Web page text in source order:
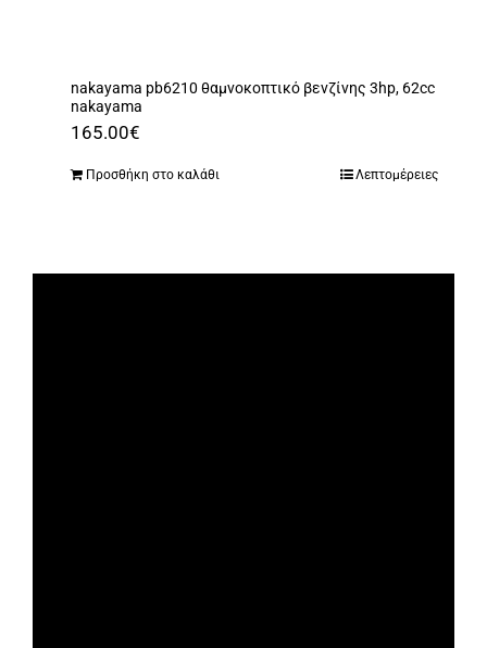
nakayama pb6210 θαμνοκοπτικό βενζίνης 3hp, 62cc
nakayama
165.00€
Προσθήκη στο καλάθι Λεπτομέρειες